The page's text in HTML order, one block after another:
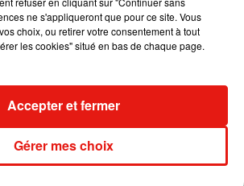
ne s'appliqueront que pour ce site. Vous
choix, ou retirer votre consentement à tout
les cookies" situé en bas de chaque page.
Gérer mes choix
Accepter et fermer